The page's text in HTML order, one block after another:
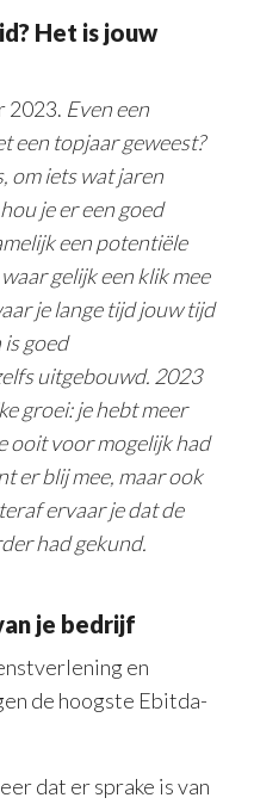
Het is jouw
2023. Even een
een topjaar geweest?
om iets wat jaren
je er een goed
een potentiële
gelijk een klik mee
je lange tijd jouw tijd
goed
uitgebouwd. 2023
groei: je hebt meer
ooit voor mogelijk had
er blij mee, maar ook
ervaar je dat de
had gekund.
je bedrijf
en
de hoogste Ebitda-
dat er sprake is van